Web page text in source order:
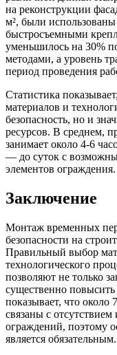
на реконструкции
м², были
быстросъемными
уменьшилось на 30%
методами, а уровень
период проведения
Статистика
материалов и
безопасность, но и
ресурсов. В среднем,
занимает около 4-6
— до суток с
элементов ограждения.
Заключение
Монтаж временных
безопасности на
Правильный выбор
технологического
позволяют не только
существенно повысить
показывает, что около
связаны с
ограждений, поэтому
является обязательным.